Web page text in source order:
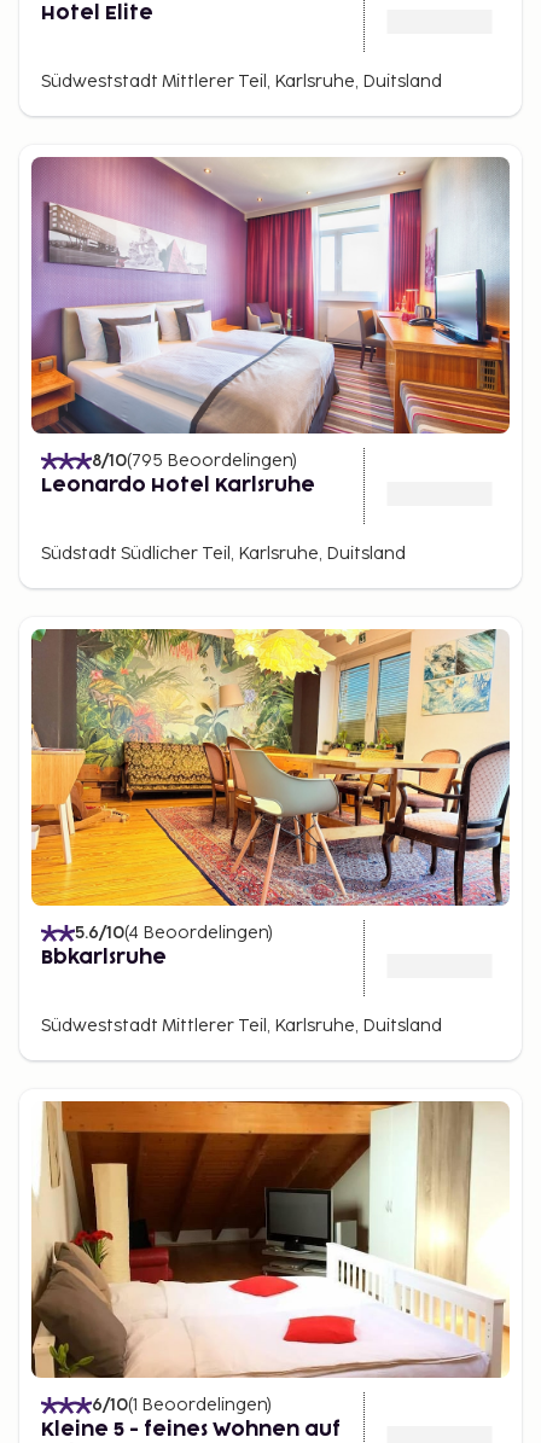
Hotel Elite
Südweststadt Mittlerer Teil, Karlsruhe, Duitsland
8/10(795 Beoordelingen)
Leonardo Hotel Karlsruhe
Südstadt Südlicher Teil, Karlsruhe, Duitsland
5.6/10(4 Beoordelingen)
Bbkarlsruhe
Südweststadt Mittlerer Teil, Karlsruhe, Duitsland
6/10(1 Beoordelingen)
Kleine 5 - feines Wohnen auf